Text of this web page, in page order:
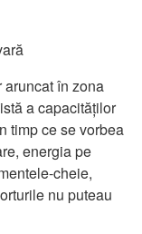
aruncat în zona
a capacităților
timp ce se vorbea
energia pe
cheie,
nu puteau